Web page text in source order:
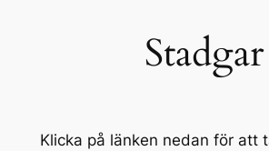
Stadgar
Klicka på länken nedan för att